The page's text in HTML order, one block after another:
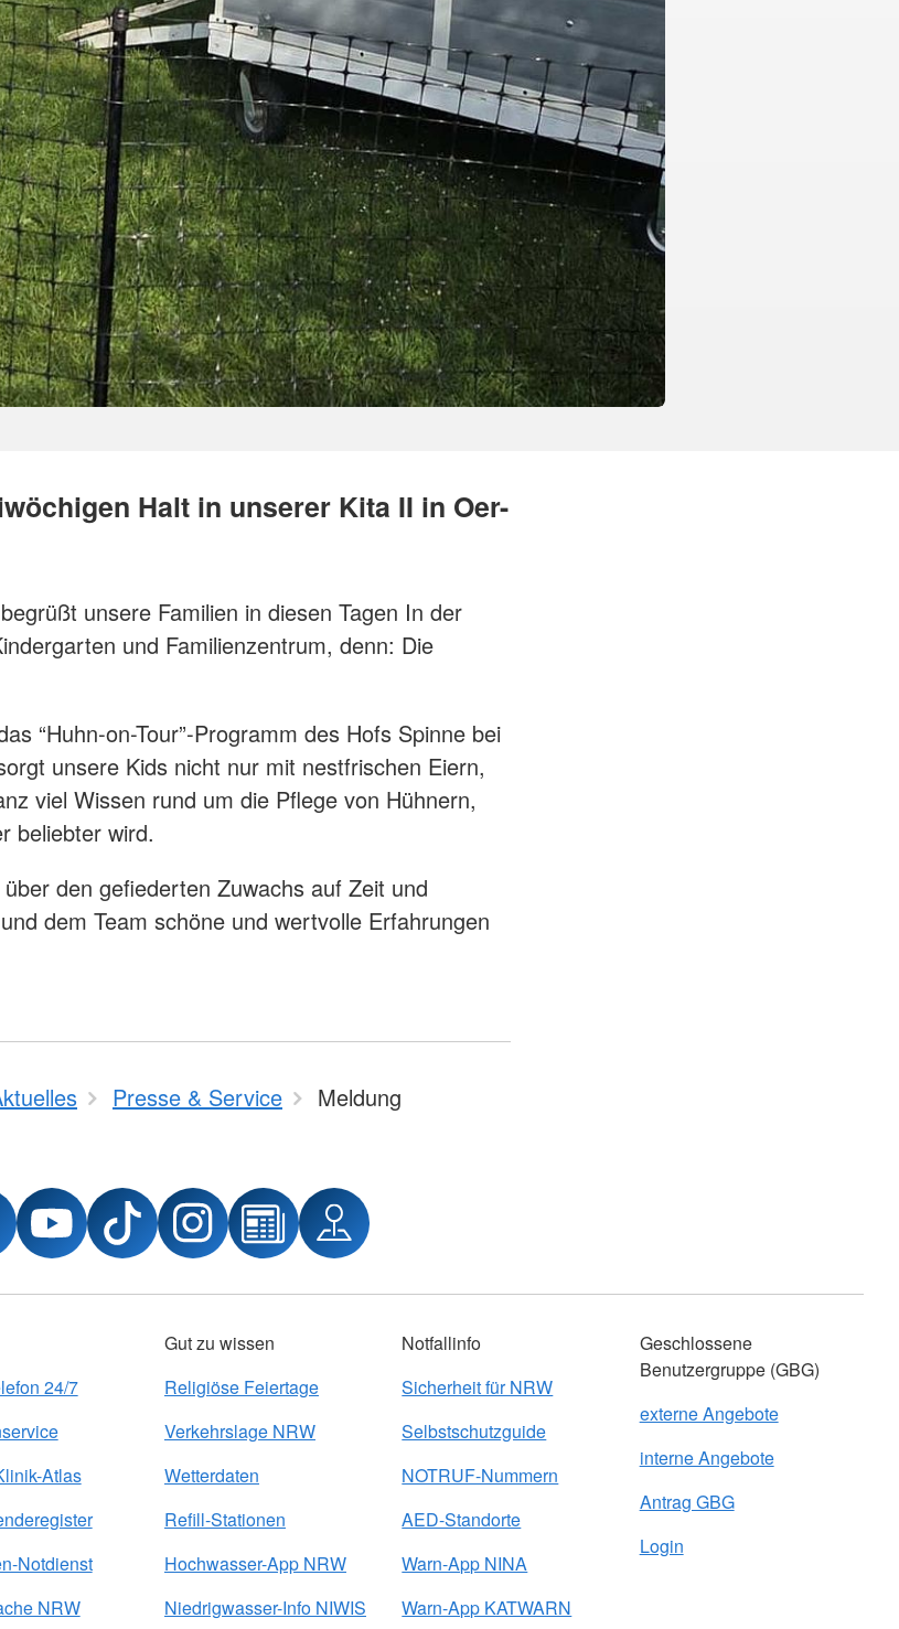
Halt in unserer Kita II in Oer-
unsere Familien in diesen Tagen In der
und Familienzentrum, denn: Die
“Huhn-on-Tour”-Programm des Hofs Spinne bei
unsere Kids nicht nur mit nestfrischen Eiern,
viel Wissen rund um die Pflege von Hühnern,
beliebter wird.
den gefiederten Zuwachs auf Zeit und
dem Team schöne und wertvolle Erfahrungen
Presse & Service Meldung
24/7
Atlas
Notdienst
NRW
Gut zu wissen
Religiöse Feiertage
Verkehrslage NRW
Wetterdaten
Refill-Stationen
Hochwasser-App NRW
Niedrigwasser-Info NIWIS
Notfallinfo
Sicherheit für NRW
Selbstschutzguide
NOTRUF-Nummern
AED-Standorte
Warn-App NINA
Warn-App KATWARN
Geschlossene
Benutzergruppe (GBG)
externe Angebote
interne Angebote
Antrag GBG
Login